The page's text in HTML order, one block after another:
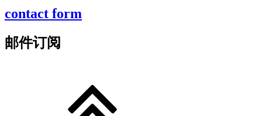
contact form
邮件订阅